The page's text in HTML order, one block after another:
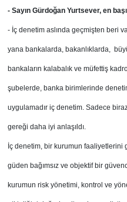
- Sayın Gürdoğan Yurtsever, en
- İç denetim aslında geçmişten beri
yana bankalarda, bakanlıklarda,
bankaların kalabalık ve müfettiş
şubelerde, banka birimlerinde
uygulamadır iç denetim. Sadece
gereği daha iyi anlaşıldı.
İç denetim, bir kurumun faaliyetlerini
güden bağımsız ve objektif bir
kurumun risk yönetimi, kontrol ve